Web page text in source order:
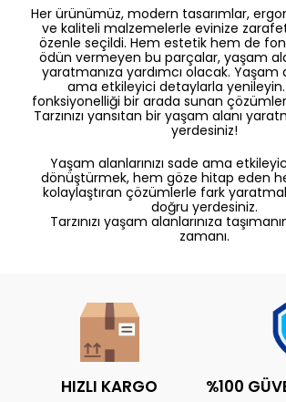
Her ürünümüz, modern tasarımlar,
ve kaliteli malzemelerle evinize
özenle seçildi. Hem estetik hem de
ödün vermeyen bu parçalar, yaşam
yaratmanıza yardımcı olacak. Yaşam
ama etkileyici detaylarla yenileyin.
fonksiyonelliği bir arada sunan
Tarzınızı yansıtan bir yaşam alanı
yerdesiniz!
Yaşam alanlarınızı sade ama
dönüştürmek, hem göze hitap eden
kolaylaştıran çözümlerle fark
doğru yerdesiniz.
Tarzınızı yaşam alanlarınıza
zamanı.
HIZLI KARGO %100